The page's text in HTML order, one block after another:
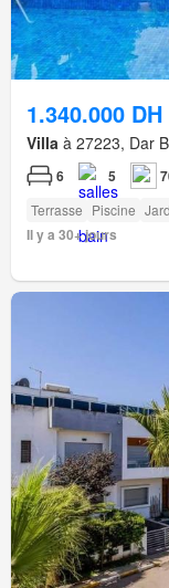
1.340.000 DH
Villa à 27223, Dar
6 5
Terrasse Piscine
Il y a 30+ jours